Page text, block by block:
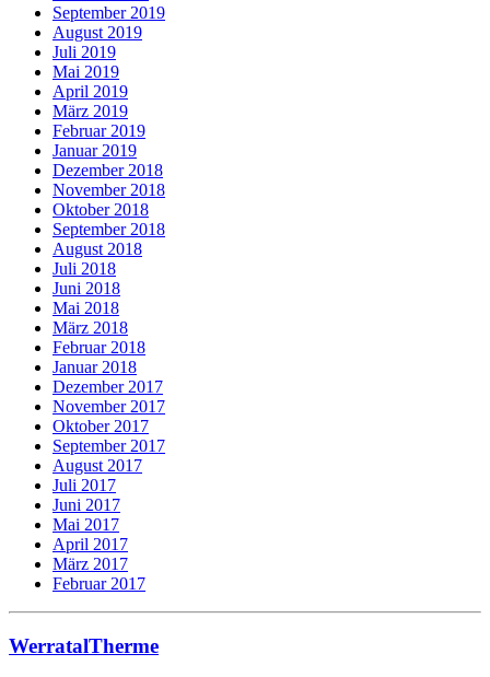
September 2019
August 2019
Juli 2019
Mai 2019
April 2019
März 2019
Februar 2019
Januar 2019
Dezember 2018
November 2018
Oktober 2018
September 2018
August 2018
Juli 2018
Juni 2018
Mai 2018
März 2018
Februar 2018
Januar 2018
Dezember 2017
November 2017
Oktober 2017
September 2017
August 2017
Juli 2017
Juni 2017
Mai 2017
April 2017
März 2017
Februar 2017
WerratalTherme